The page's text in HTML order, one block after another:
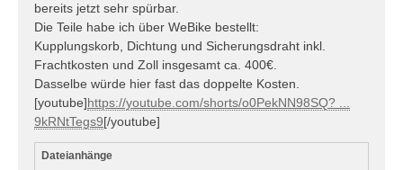
bereits jetzt sehr spürbar.
Die Teile habe ich über WeBike bestellt:
Kupplungskorb, Dichtung und Sicherungsdraht inkl.
Frachtkosten und Zoll insgesamt ca. 400€.
Dasselbe würde hier fast das doppelte Kosten.
[youtube]https://youtube.com/shorts/o0PekNN98SQ? ...
9kRNtTegs9[/youtube]
Dateianhänge